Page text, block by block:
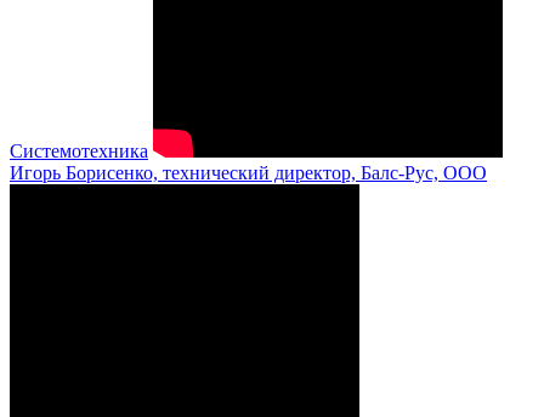
Системотехника
Игорь Борисенко, технический директор, Балс-Рус, ООО